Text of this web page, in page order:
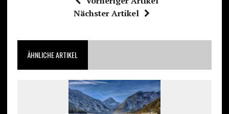
Nächster Artikel
ÄHNLICHE ARTIKEL